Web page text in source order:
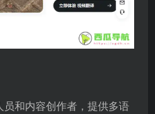
和内容创作者，提供多语